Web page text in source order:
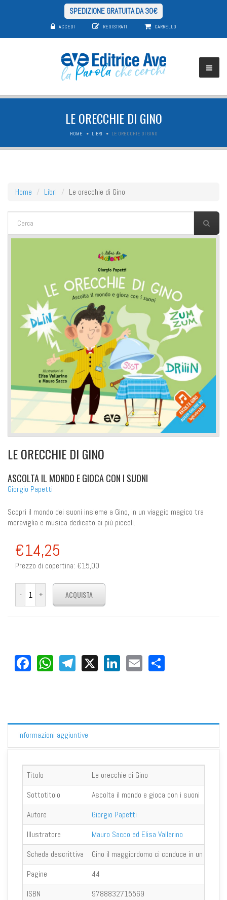
SPEDIZIONE GRATUITA DA 30€
ACCEDI REGISTRATI CARRELLO
LE ORECCHIE DI GINO
HOME LIBRI LE ORECCHIE DI GINO
Home Libri Le orecchie di Gino
FORM DI RICERCA
LE ORECCHIE DI GINO
ASCOLTA IL MONDO E GIOCA CON I SUONI
Giorgio Papetti
Scopri il mondo dei suoni insieme a Gino, in un viaggio magico tra
meraviglia e musica dedicato ai più piccoli.
€14,25
Prezzo di copertina: €15,00
Facebook
WhatsApp
Telegram
X LinkedIn
Email
Informazioni aggiuntive
Titolo
Le orecchie di Gino
Sottotitolo
Ascolta il mondo e gioca con i suoni
Autore
Giorgio Papetti
Illustratore
Mauro Sacco ed Elisa Vallarino
Scheda descrittiva
Gino il maggiordomo ci conduce in un
Pagine
44
ISBN
9788832715569